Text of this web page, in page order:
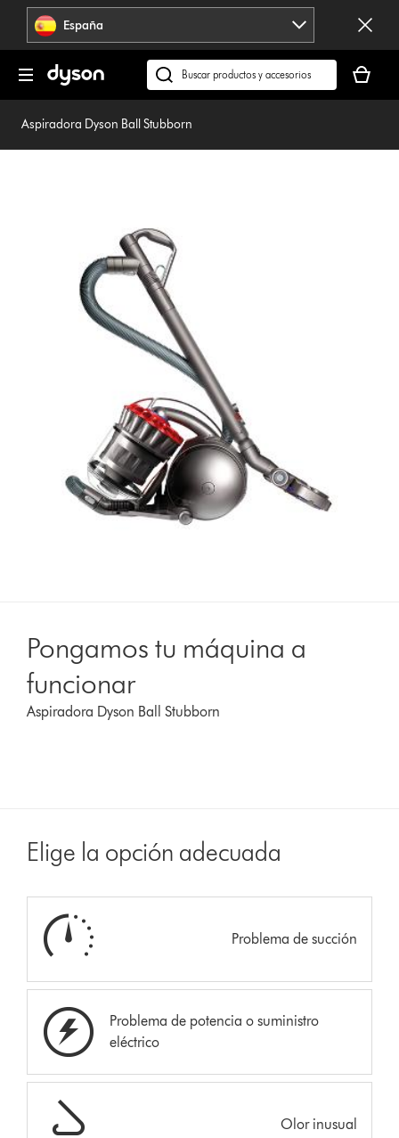
Omitir
navegación España
Buscar
en
dyson.es
cesta
está
Aspiradora Dyson Ball Stubborn
Pongamos tu máquina a
funcionar
Aspiradora Dyson Ball Stubborn
Elige la opción adecuada
Problema de succión
Problema de potencia o suministro
eléctrico
Olor inusual